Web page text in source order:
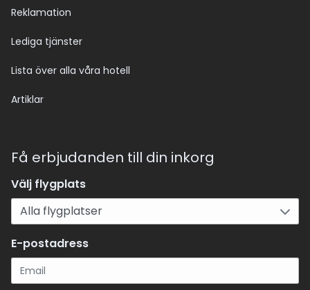
Reklamation
Lediga tjänster
Lista över alla våra hotell
Artiklar
Få erbjudanden till din inkorg
Välj flygplats
E-postadress